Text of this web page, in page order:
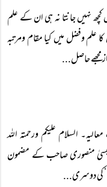
نہیں جانتا نہ ہی ان کے علم
وفضل میں کیا مقام ومرتبہ
مجھے حاصل...
السلام علیکم ورحمتہ اللہ
۲۰۱۱ء میں مولانا محمد عیسیٰ منصوری صاحب کے مضمون
کی دوسری...